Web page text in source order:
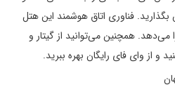
فناوری اتاق هوشمند این هتل
تلفنی تا 250 نفر را می‌دهد. همچنین می‌توانید از گیتار و
و از وای فای رایگان بهره ببرید.